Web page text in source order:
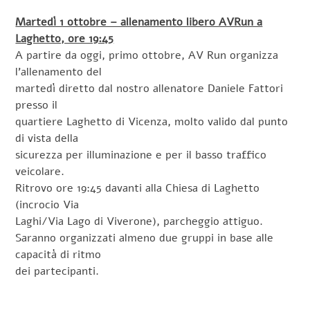
Martedì 1 ottobre – allenamento libero AVRun a
Laghetto, ore 19:45
A partire da oggi, primo ottobre, AV Run organizza
l’allenamento del
martedì diretto dal nostro allenatore Daniele Fattori
presso il
quartiere Laghetto di Vicenza, molto valido dal punto
di vista della
sicurezza per illuminazione e per il basso traffico
veicolare.
Ritrovo ore 19:45 davanti alla Chiesa di Laghetto
(incrocio Via
Laghi/Via Lago di Viverone), parcheggio attiguo.
Saranno organizzati almeno due gruppi in base alle
capacità di ritmo
dei partecipanti.